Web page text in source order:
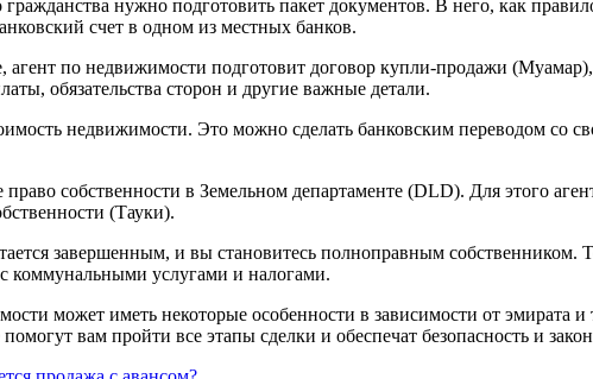
нужно подготовить пакет документов. В него, как
счет в одном из местных банков.
по недвижимости подготовит договор купли-продажи
обязательства сторон и другие важные детали.
недвижимости. Это можно сделать банковским переводом со
право собственности в Земельном департаменте (DLD). Для этого
(Тауки).
завершенным, и вы становитесь полноправным собственником.
коммунальными услугами и налогами.
может иметь некоторые особенности в зависимости от эмирата и
вам пройти все этапы сделки и обеспечат безопасность и